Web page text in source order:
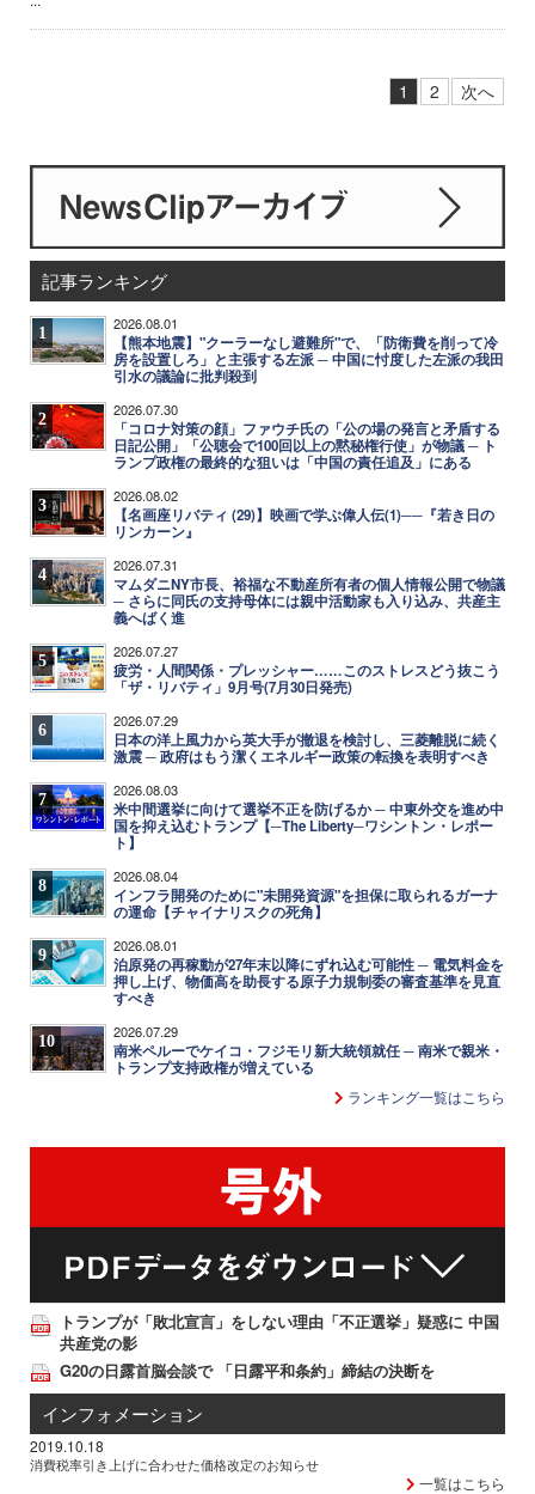
1 2 次へ
記事ランキング
1 2026.08.01
【熊本地震】"クーラーなし避難所"で、「防衛費を削って冷
房を設置しろ」と主張する左派 ─ 中国に忖度した左派の我田
引水の議論に批判殺到
2 2026.07.30
「コロナ対策の顔」ファウチ氏の「公の場の発言と矛盾する
日記公開」「公聴会で100回以上の黙秘権行使」が物議 ─ ト
ランプ政権の最終的な狙いは「中国の責任追及」にある
3 2026.08.02
【名画座リバティ (29)】映画で学ぶ偉人伝(1)──『若き日の
リンカーン』
4 2026.07.31
マムダニNY市長、裕福な不動産所有者の個人情報公開で物議
─ さらに同氏の支持母体には親中活動家も入り込み、共産主
義へばく進
5 2026.07.27
疲労・人間関係・プレッシャー……このストレスどう抜こう
「ザ・リバティ」9月号(7月30日発売)
6 2026.07.29
日本の洋上風力から英大手が撤退を検討し、三菱離脱に続く
激震 ─ 政府はもう潔くエネルギー政策の転換を表明すべき
7 2026.08.03
米中間選挙に向けて選挙不正を防げるか ─ 中東外交を進め中
国を抑え込むトランプ【─The Liberty─ワシントン・レポー
ト】
8 2026.08.04
インフラ開発のために"未開発資源"を担保に取られるガーナ
の運命【チャイナリスクの死角】
9 2026.08.01
泊原発の再稼動が27年末以降にずれ込む可能性 ─ 電気料金を
押し上げ、物価高を助長する原子力規制委の審査基準を見直
すべき
10 2026.07.29
南米ペルーでケイコ・フジモリ新大統領就任 ─ 南米で親米・
トランプ支持政権が増えている
ランキング一覧はこちら
トランプが「敗北宣言」をしない理由「不正選挙」疑惑に 中国
共産党の影
G20の日露首脳会談で 「日露平和条約」締結の決断を
インフォメーション
2019.10.18
消費税率引き上げに合わせた価格改定のお知らせ
一覧はこちら